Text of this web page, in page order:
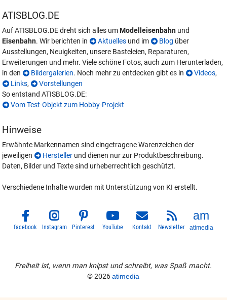
ATISBLOG.DE
Auf ATISBLOG.DE dreht sich alles umModelleisenbahn und
Eisenbahn. Wir berichten in Aktuelles und im Blog über
Ausstellungen, Neuigkeiten, unsere Basteleien, Reparaturen,
Erweiterungen und mehr. Viele schöne Fotos, auch zum Herunterladen,
in den
Bildergalerien. Noch mehr zu entdecken gibt es in Videos,
Links,
Vorstellungen
So entstand ATISBLOG.DE:
Vom Test-Objekt zum Hobby-Projekt
Hinweise
Erwähnte Markennamen sind eingetragene Warenzeichen der
jeweiligen
Hersteller und dienen nur zur Produktbeschreibung.
Daten, Bilder und Texte sind urheberrechtlich geschützt.
Verschiedene Inhalte wurden mit Unterstützung von KI erstellt.
facebook Instagram Pinterest YouTube Kontakt Newsletter atimedia
Freiheit ist, wenn man knipst und schreibt, was Spaß macht.
© 2026atimedia